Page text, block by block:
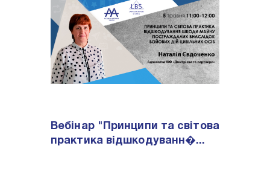
Вебінар "Принципи та світова
практика відшкодуванн�...